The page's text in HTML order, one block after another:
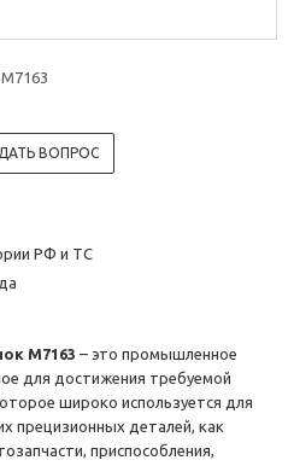
ВОПРОС
РФ и ТС
M7163 – это промышленное
для достижения требуемой
широко используется для
прецизионных деталей, как
приспособления,